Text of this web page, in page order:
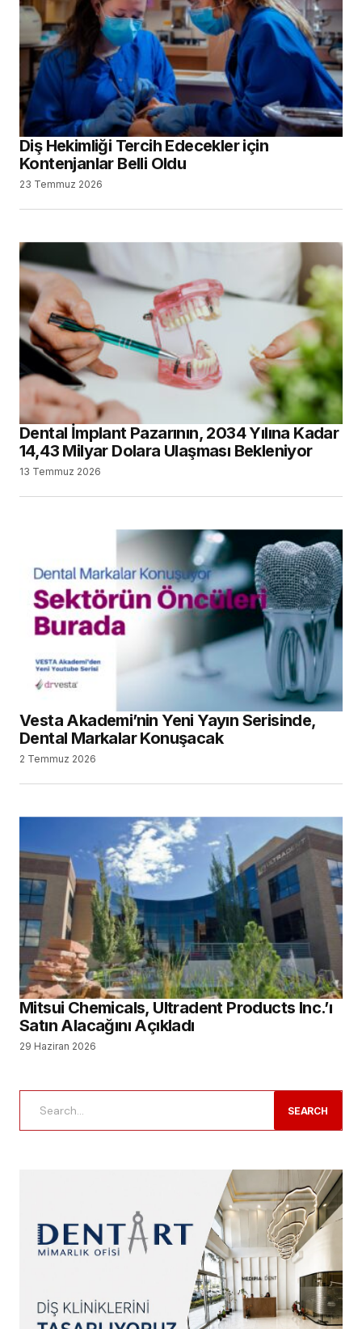
Diş Hekimliği Tercih Edecekler için
Kontenjanlar Belli Oldu
23 Temmuz 2026
Dental İmplant Pazarının, 2034 Yılına Kadar
14,43 Milyar Dolara Ulaşması Bekleniyor
13 Temmuz 2026
Vesta Akademi’nin Yeni Yayın Serisinde,
Dental Markalar Konuşacak
2 Temmuz 2026
Mitsui Chemicals, Ultradent Products Inc.’ı
Satın Alacağını Açıkladı
29 Haziran 2026
SEARCH